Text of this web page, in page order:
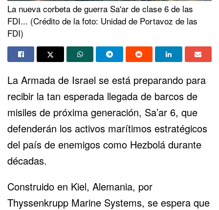
La nueva corbeta de guerra Sa'ar de clase 6 de las
FDI... (Crédito de la foto: Unidad de Portavoz de las
FDI)
La Armada de Israel se está preparando para
recibir la tan esperada llegada de barcos de
misiles de próxima generación, Sa’ar 6, que
defenderán los activos marítimos estratégicos
del país de enemigos como Hezbolá durante
décadas.
Construido en Kiel, Alemania, por
Thyssenkrupp Marine Systems, se espera que